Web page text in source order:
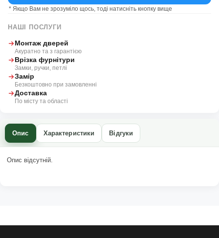
* Якщо Вам не зрозуміло щось, тоді натисніть кнопку вище
НАШІ ПОСЛУГИ
Монтаж дверей
Акуратно та з гарантією
Врізка фурнітури
Замки, ручки, петлі
Замір
Безкоштовно при замовленні
Доставка
По місту та області
Опис Характеристики Відгуки
Опис відсутній.